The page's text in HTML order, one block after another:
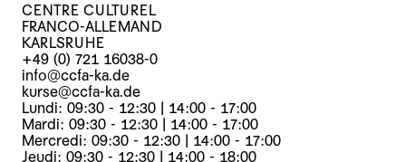
CENTRE CULTUREL
FRANCO-ALLEMAND
KARLSRUHE
+49 (0) 721 16038-0
info@ccfa-ka.de
kurse@ccfa-ka.de
Lundi: 09:30 - 12:30 | 14:00 - 17:00
Mardi: 09:30 - 12:30 | 14:00 - 17:00
Mercredi: 09:30 - 12:30 | 14:00 - 17:00
Jeudi: 09:30 - 12:30 | 14:00 - 18:00